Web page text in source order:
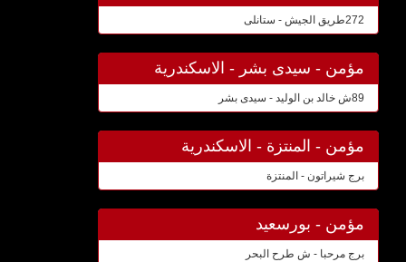
272طريق الجيش - ستانلى
مؤمن - سيدى بشر - الاسكندرية
89ش خالد بن الوليد - سيدى بشر
مؤمن - المنتزة - الاسكندرية
برج شيراتون - المنتزة
مؤمن - بورسعيد
برج مرحبا - ش طرح البحر